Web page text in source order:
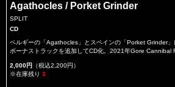
Agathocles / Porket Grinder
SPLIT
CD
ベルギーの「Agathocles」とスペインの「Porket Grinder
ボーナストラックを追加してCD化。2021年Gore Cannibal
2,000円 （税込2,200円）
※在庫残り 3